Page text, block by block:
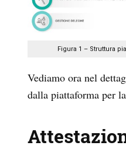
Figura 1 – Struttura
Vediamo ora nel
dalla piattaforma per